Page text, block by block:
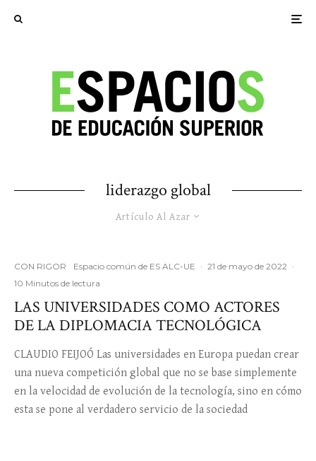
liderazgo global
Artículo Al Azar
CON RIGOR Espacio común de ES ALC-UE · 21 de mayo de 2022 ·
10 Minutos de lectura
LAS UNIVERSIDADES COMO ACTORES
DE LA DIPLOMACIA TECNOLÓGICA
CLAUDIO FEIJOÓ Las universidades en Europa puedan crear
una nueva competición global que no se base simplemente
en la velocidad de evolución de la tecnología, sino en cómo
esta se pone al verdadero servicio de la sociedad